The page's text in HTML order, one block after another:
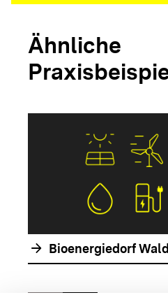
Ähnliche
arrow_forward Bioenergiedorf Wald